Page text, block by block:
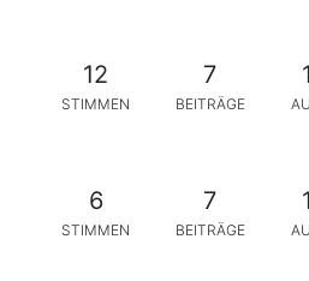
12
STIMMEN
7
BEITRÄGE
6
STIMMEN
7
BEITRÄGE